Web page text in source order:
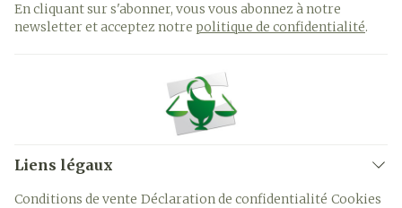
En cliquant sur s'abonner, vous vous abonnez à notre
newsletter et acceptez notre politique de confidentialité.
Liens légaux
Conditions de vente Déclaration de confidentialité Cookies